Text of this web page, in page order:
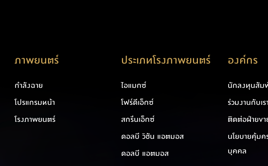
ภาพยนตร์
กำลังฉาย
โปรแกรมหน้า
โรงภาพยนตร์
ประเภทโรงภาพยนตร์
ไอแมกซ์
โฟร์ดีเอ็กซ์
สกรีนเอ็กซ์
ดอลบี วิชัน แอตมอส
ดอลบี แอตมอส
องค์กร
นักลงทุนสัม
ร่วมงานกับเรา
ติดต่อฝ่ายขา
นโยบายคุ้ม
บุคคล